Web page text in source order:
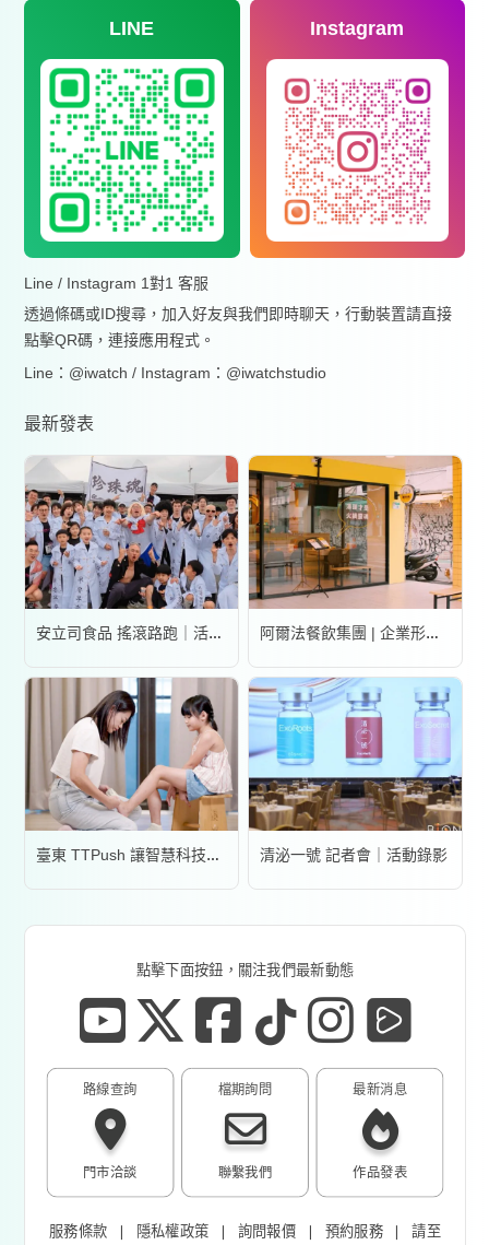
LINE Instagram
Line / Instagram 1對1 客服
透過條碼或ID搜尋，加入好友與我們即時聊天，行動裝置請直接
點擊QR碼，連接應用程式。
Line：@iwatch / Instagram：@iwatchstudio
最新發表
安立司食品 搖滾路跑｜活動錄影 阿爾法餐飲集團 | 企業形象宣傳片
臺東 TTPush 讓智慧科技更有溫度 | 形象影片 清泌一號 記者會｜活動錄影
點擊下面按鈕，關注我們最新動態
路線查詢
門市洽談
最新消息
作品發表
檔期詢問
聯繫我們
服務條款 ❘ 隱私權政策 ❘詢問報價 ❘預約服務 ❘請至